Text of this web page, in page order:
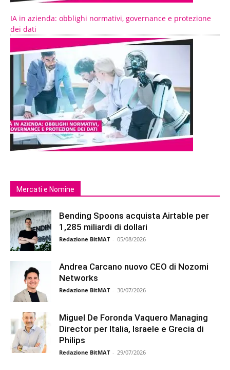
IA in azienda: obblighi normativi, governance e protezione
dei dati
Mercati e Nomine
Bending Spoons acquista Airtable per
1,285 miliardi di dollari
Redazione BitMAT - 05/08/2026
Andrea Carcano nuovo CEO di Nozomi
Networks
Redazione BitMAT - 30/07/2026
Miguel De Foronda Vaquero Managing
Director per Italia, Israele e Grecia di
Philips
Redazione BitMAT - 29/07/2026